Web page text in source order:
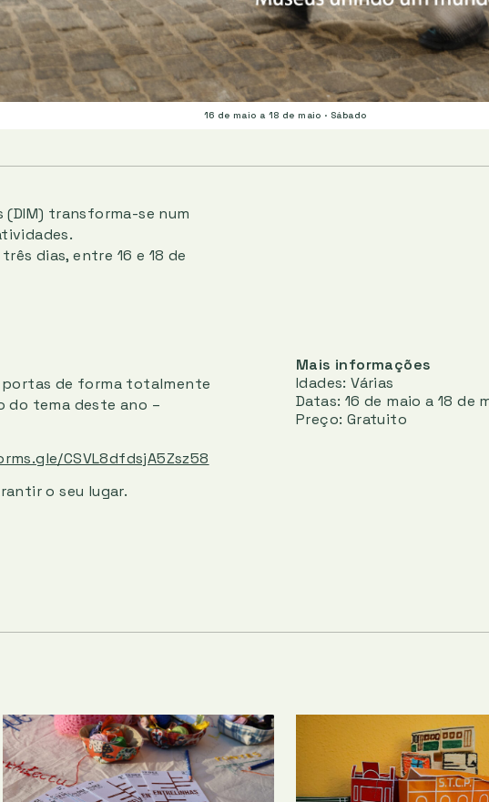
16 de maio a 18 de maio · Sábado
(DIM) transforma-se num
dias, entre 16 e 18 de
portas de forma totalmente
do tema deste ano –
CSVL8dfdsjA5Zsz58
o seu lugar.
Mais informações
Idades: Várias
Datas: 16 de maio a 18 de
Preço: Gratuito